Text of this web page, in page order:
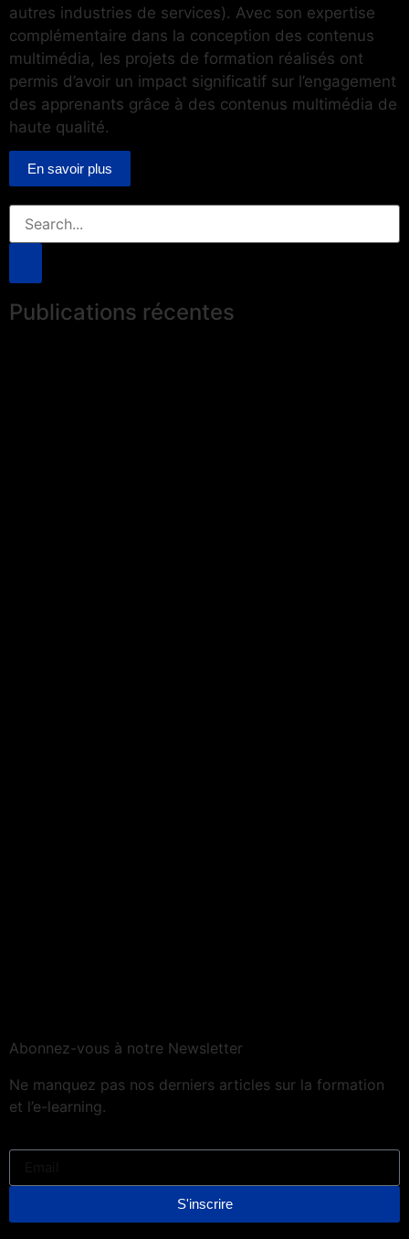
autres industries de services). Avec son expertise
complémentaire dans la conception des contenus
multimédia, les projets de formation réalisés ont
permis d’avoir un impact significatif sur l’engagement
des apprenants grâce à des contenus multimédia de
haute qualité.
En savoir plus
Publications récentes
Abonnez-vous à notre Newsletter
Ne manquez pas nos derniers articles sur la formation
et l’e-learning.
S'inscrire